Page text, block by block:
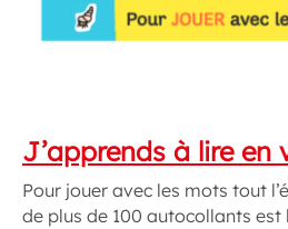
J’apprends à lire en
Pour jouer avec les mots tout
de plus de 100 autocollants est